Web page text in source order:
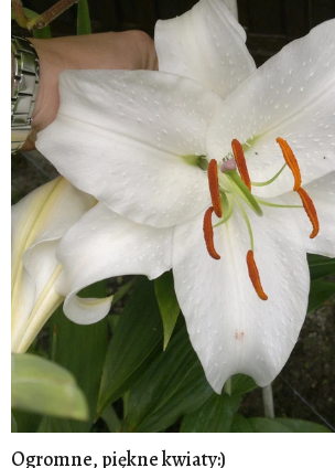
Ogromne, piękne kwiaty:)